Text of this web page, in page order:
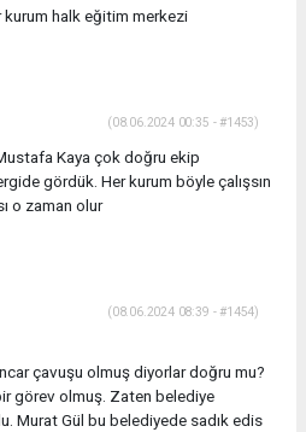
halk eğitim merkezi
(08.06.2024 00:35 - #1453)
Kaya çok doğru ekip
gördük. Her kurum böyle çalışsın
o zaman olur
(08.06.2024 08:39 - #1454)
çavuşu olmuş diyorlar doğru mu?
görev olmuş. Zaten belediye
Murat Gül bu belediyede sadık edis